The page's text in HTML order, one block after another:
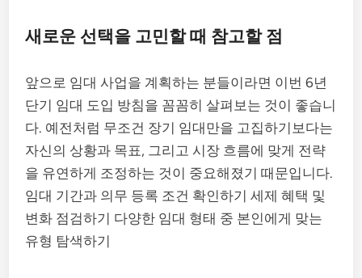
새로운 선택을 고민할 때 참고할 점
앞으로 임대 사업을 계획하는 분들이라면 이번 6년
단기 임대 도입 방침을 꼼꼼히 살펴보는 것이 좋습니
다. 예전처럼 무조건 장기 임대만을 고집하기보다는
자신의 상황과 목표, 그리고 시장 흐름에 맞게 전략
을 유연하게 조정하는 것이 중요해졌기 때문입니다.
임대 기간과 의무 등록 조건 확인하기 세제 혜택 및
변화 점검하기 다양한 임대 형태 중 본인에게 맞는
유형 탐색하기